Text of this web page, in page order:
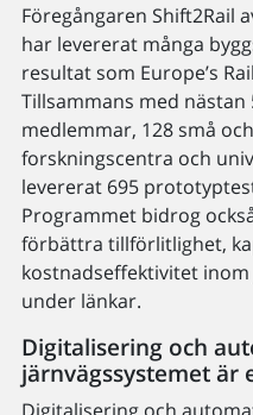
Föregångaren Shift2Rail
har levererat många
resultat som Europe’s
Tillsammans med nästan
medlemmar, 128 små
forskningscentra och
levererat 695
Programmet bidrog
förbättra tillförlitlighet,
kostnadseffektivitet
under länkar.
Digitalisering och
järnvägssystemet är